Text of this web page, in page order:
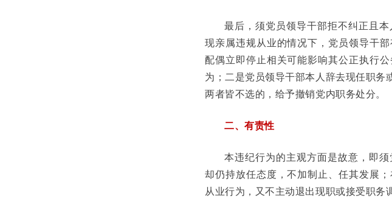
最后，须党员领导干部拒不纠正且
现亲属违规从业的情况下，党员领导干
配偶立即停止相关可能影响其公正执行
为；二是党员领导干部本人辞去现任职务
两者皆不选的，给予撤销党内职务处分。
二、有责性
本违纪行为的主观方面是故意，即
却仍持放任态度，不加制止、任其发展
从业行为，又不主动退出现职或接受职务